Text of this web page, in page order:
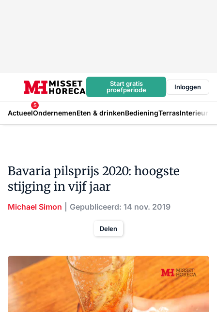
Start gratis
proefperiode
Inloggen
Actueel
5
OndernemenEten & drinkenBedieningTerrasInterieur
Bavaria pilsprijs 2020: hoogste
stijging in vijf jaar
Michael Simon Gepubliceerd: 14 nov. 2019
Delen